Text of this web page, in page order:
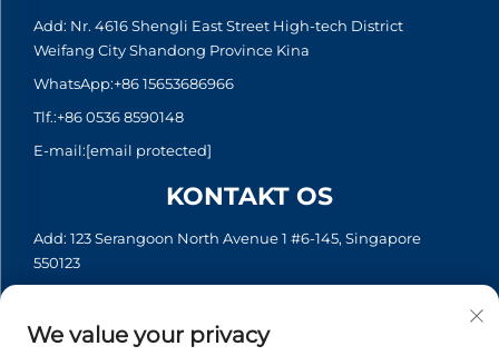
Add: Nr. 4616 Shengli East Street High-tech District
Weifang City Shandong Province Kina
WhatsApp:+86 15653686966
Tlf.:+86 0536 8590148
E-mail:[email protected]
KONTAKT OS
Add: 123 Serangoon North Avenue 1 #6-145, Singapore
550123
Tlf.:+65 6935 2033
We value your privacy